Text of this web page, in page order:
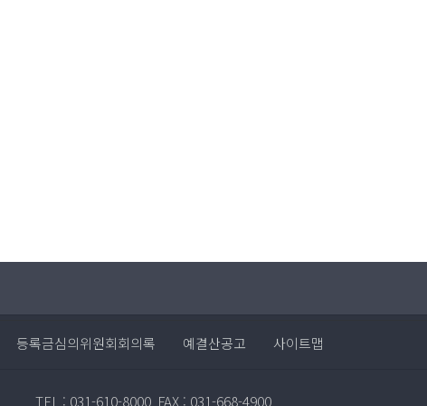
등록금심의위원회회의록 예결산공고 사이트맵
TEL : 031-610-8000 FAX : 031-668-4900